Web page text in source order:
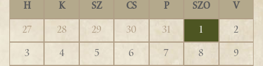
H K SZ CS P SZO V
27 28 29 30 31 1
2
3
4 5 6 7 8
9